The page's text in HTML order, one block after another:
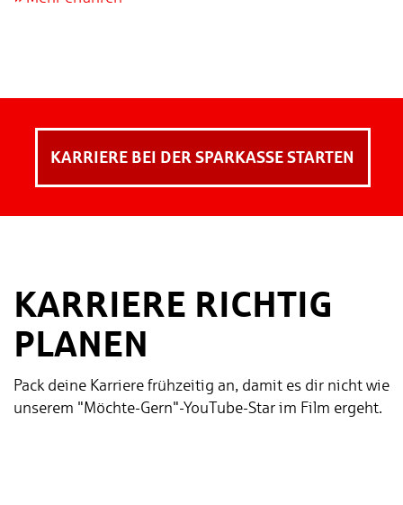
KARRIERE BEI DER SPARKASSE STARTEN
KARRIERE RICHTIG
PLANEN
Pack deine Karriere frühzeitig an, damit es dir nicht wie
unserem "Möchte-Gern"-YouTube-Star im Film ergeht.